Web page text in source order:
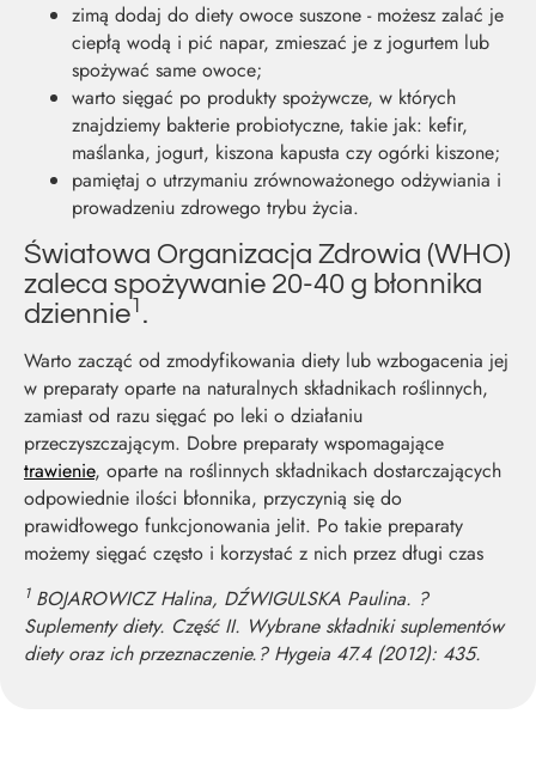
zimą dodaj do diety owoce suszone - możesz zalać je
ciepłą wodą i pić napar, zmieszać je z jogurtem lub
spożywać same owoce;
warto sięgać po produkty spożywcze, w których
znajdziemy bakterie probiotyczne, takie jak: kefir,
maślanka, jogurt, kiszona kapusta czy ogórki kiszone;
pamiętaj o utrzymaniu zrównoważonego odżywiania i
prowadzeniu zdrowego trybu życia.
Światowa Organizacja Zdrowia (WHO)
zaleca spożywanie 20-40 g błonnika
dziennie1 .
Warto zacząć od zmodyfikowania diety lub wzbogacenia jej
w preparaty oparte na naturalnych składnikach roślinnych,
zamiast od razu sięgać po leki o działaniu
przeczyszczającym. Dobre preparaty wspomagające
trawienie, oparte na roślinnych składnikach dostarczających
odpowiednie ilości błonnika, przyczynią się do
prawidłowego funkcjonowania jelit. Po takie preparaty
możemy sięgać często i korzystać z nich przez długi czas
1BOJAROWICZ Halina, DŹWIGULSKA Paulina. ?
Suplementy diety. Część II. Wybrane składniki suplementów
diety oraz ich przeznaczenie.? Hygeia 47.4 (2012): 435.